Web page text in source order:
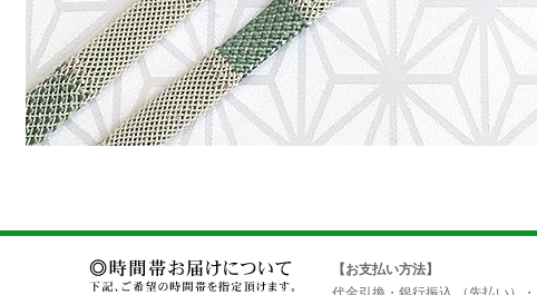
【お支払い方法】